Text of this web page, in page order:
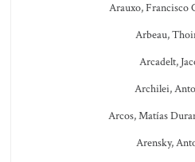
Arauxo, Francisco
Arbeau,
Arcadelt,
Archilei,
Arcos, Matías
Arensky,